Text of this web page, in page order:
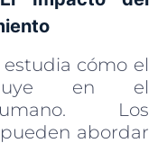
cómo el
en el
Los
abordar